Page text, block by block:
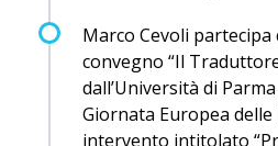
Marco Cevoli
convegno “Il
dall’Università di
Giornata Europea
intervento intitolato